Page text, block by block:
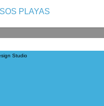
PLAYAS
Studio